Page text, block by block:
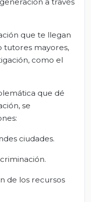
que te llegan
tutores mayores,
como el
que dé
se
ciudades.
de los recursos